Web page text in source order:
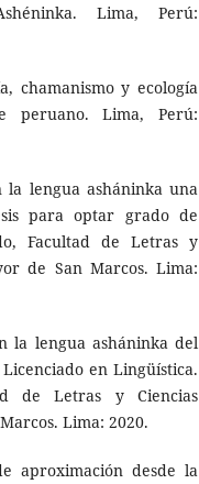
Lima, Perú:
chamanismo y ecología
peruano. Lima, Perú:
la lengua asháninka una
para optar grado de
Facultad de Letras y
de San Marcos. Lima:
la lengua asháninka del
en Lingüística.
de Letras y Ciencias
Lima: 2020.
aproximación desde la